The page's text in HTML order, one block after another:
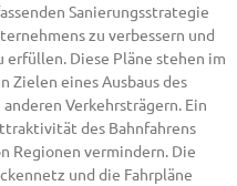
Sanierungsstrategie
zu verbessern und
erfüllen. Diese Pläne stehen im
Zielen eines Ausbaus des
Verkehrsträgern. Ein
des Bahnfahrens
Regionen vermindern. Die
und die Fahrpläne